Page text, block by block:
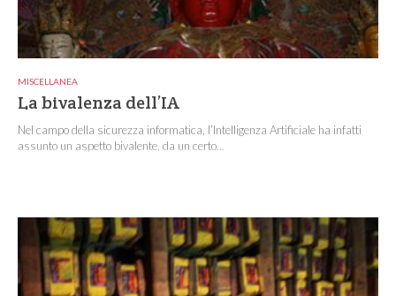
MISCELLANEA
La bivalenza dell’IA
Nel campo della sicurezza informatica, l’Intelligenza Artificiale ha infatti
assunto un aspetto bivalente, da un certo...